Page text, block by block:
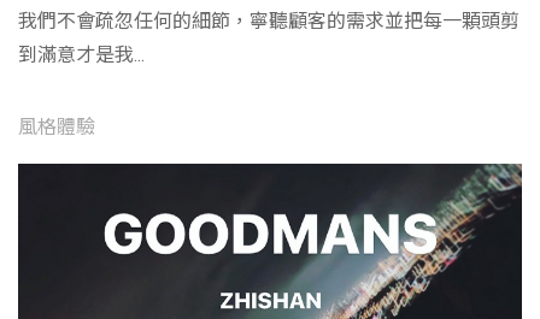
我們不會疏忽任何的細節，寧聽顧客的需求並把每一顆頭剪
到滿意才是我...
風格體驗